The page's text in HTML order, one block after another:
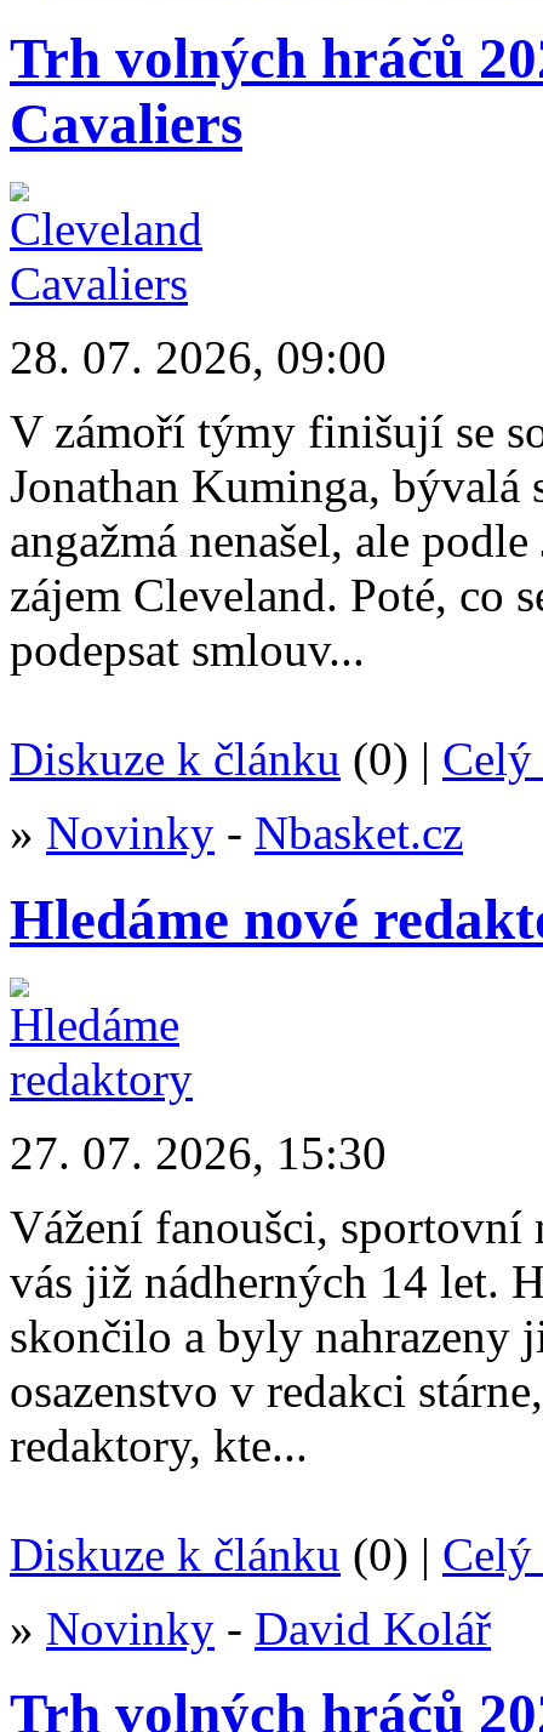
Trh volných hráčů
Cavaliers
28. 07. 2026, 09:00
V zámoří týmy finišují se
Jonathan Kuminga, bývalá
angažmá nenašel, ale
zájem Cleveland. Poté, co
podepsat smlouv...
Diskuze k článku (0) | Celý
» Novinky - Nbasket.cz
Hledáme nové
27. 07. 2026, 15:30
Vážení fanoušci, sportovní
vás již nádherných 14 let.
skončilo a byly nahrazeny
osazenstvo v redakci
redaktory, kte...
Diskuze k článku (0) | Celý
» Novinky - David Kolář
Trh volných hráčů